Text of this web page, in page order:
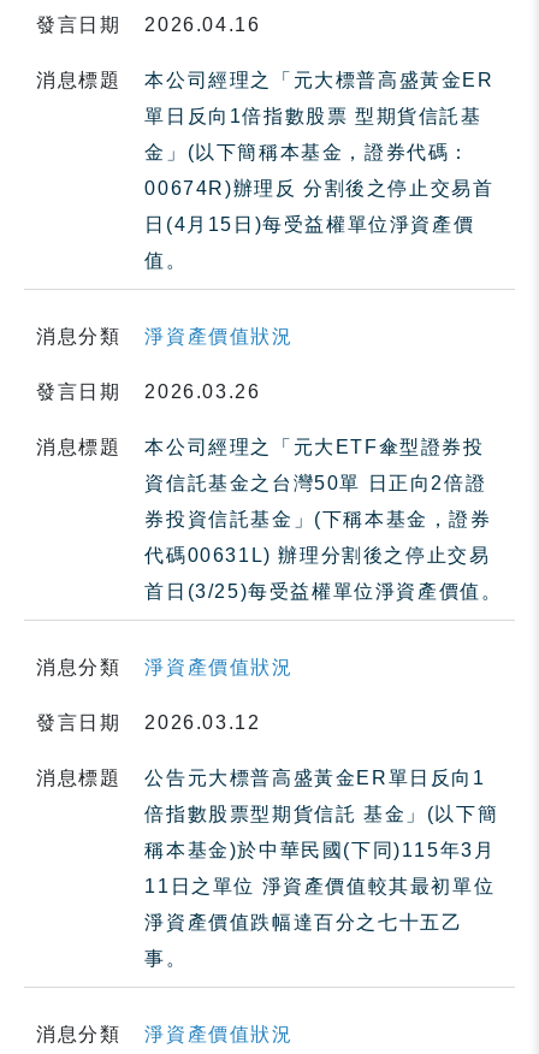
發言日期 2026.04.16
消息標題
本公司經理之「元大標普高盛黃金ER
單日反向1倍指數股票 型期貨信託基
金」(以下簡稱本基金，證券代碼：
00674R)辦理反 分割後之停止交易首
日(4月15日)每受益權單位淨資產價
值。
消息分類 淨資產價值狀況
發言日期 2026.03.26
消息標題
本公司經理之「元大ETF傘型證券投
資信託基金之台灣50單 日正向2倍證
券投資信託基金」(下稱本基金，證券
代碼00631L) 辦理分割後之停止交易
首日(3/25)每受益權單位淨資產價值。
消息分類 淨資產價值狀況
發言日期 2026.03.12
消息標題
公告元大標普高盛黃金ER單日反向1
倍指數股票型期貨信託 基金」(以下簡
稱本基金)於中華民國(下同)115年3月
11日之單位 淨資產價值較其最初單位
淨資產價值跌幅達百分之七十五乙
事。
消息分類 淨資產價值狀況